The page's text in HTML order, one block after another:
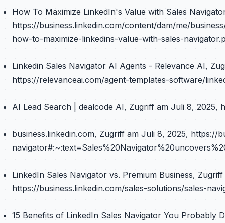
How To Maximize LinkedIn's Value with Sales
https://business.linkedin.com/content/dam/me/
how-to-maximize-linkedins-value-with-sales-
Linkedin Sales Navigator AI Agents - Relevance AI,
https://relevanceai.com/agent-templates-software/
AI Lead Search | dealcode AI, Zugriff am Juli 8, 2025,
business.linkedin.com, Zugriff am Juli 8, 2025, https://
LinkedIn Sales Navigator vs. Premium Business,
https://business.linkedin.com/sales-solutions/sales-
15 Benefits of LinkedIn Sales Navigator You Probably